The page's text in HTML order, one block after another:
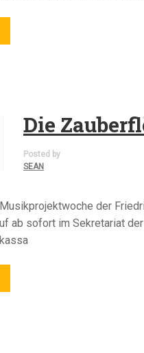
Die
Posted by
SEAN
der
ab sofort im Sekretariat